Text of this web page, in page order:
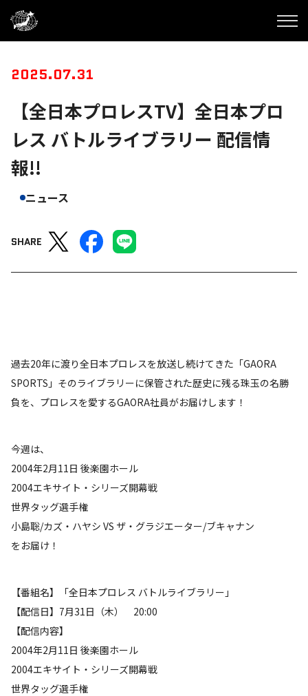
2025.07.31
【全日本プロレスTV】全日本プロ
レス バトルライブラリー 配信情
報!!
ニュース
SHARE
過去20年に渡り全日本プロレスを放送し続けてきた「GAORA
SPORTS」そのライブラリーに保管された歴史に残る珠玉の名勝
負を、プロレスを愛するGAORA社員がお届けします！
今週は、
2004年2月11日 後楽園ホール
2004エキサイト・シリーズ開幕戦
世界タッグ選手権
小島聡/カズ・ハヤシ VS ザ・グラジエーター/ブキャナン
をお届け！
【番組名】「全日本プロレス バトルライブラリー」
【配信日】7月31日（木） 20:00
【配信内容】
2004年2月11日 後楽園ホール
2004エキサイト・シリーズ開幕戦
世界タッグ選手権